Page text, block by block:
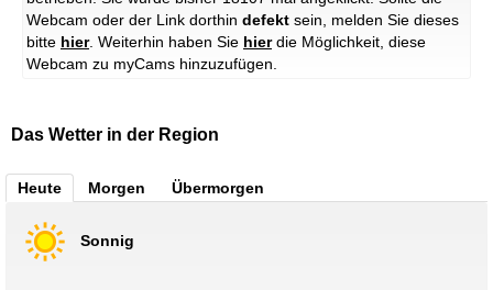
Webcam oder der Link dorthin defekt sein, melden Sie dieses
bitte hier. Weiterhin haben Sie hierdie Möglichkeit, diese
Webcam zu myCams hinzuzufügen.
Das Wetter in der Region
Heute Morgen Übermorgen
Sonnig